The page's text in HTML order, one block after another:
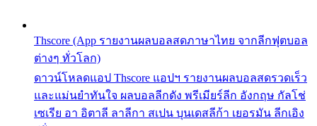
Thscore (App รายงานผลบอลสดภาษาไทย จากลีกฟุตบอล
ต่างๆ ทั่วโลก)
ดาวน์โหลดแอป Thscore แอปฯ รายงานผลบอลสดรวดเร็ว
และแม่นยำทันใจ ผลบอลลีกดัง พรีเมียร์ลีก อังกฤษ กัลโช่
เซเรีย อา อิตาลี ลาลีกา สเปน บุนเดสลีก้า เยอรมัน ลีกเอิง